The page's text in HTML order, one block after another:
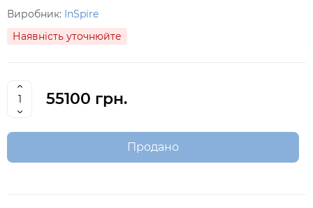
Виробник: InSpire
Наявність уточнюйте
55100 грн.
Продано